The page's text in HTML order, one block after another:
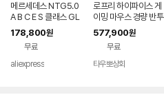
메르세데스 NTG5.0
A B C E S 클래스 GL
A GLC GLE GLS용
무선 CarPlay 안드로
이드 오토 MMI 어댑터
레트로핏 키트 박스
178,800원
무료
aliexpress
로프리 하이파이스 게
이밍 마우스 경량 반투
명 하프 투명
577,900원
무료
타우뽀상회